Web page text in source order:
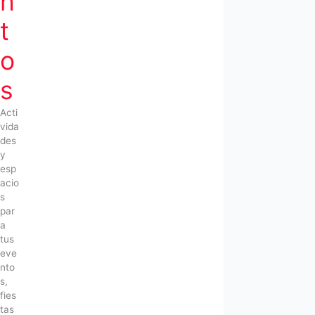
t
o
s
Acti
vida
des
y
esp
acio
s
par
a
tus
eve
nto
s,
fies
tas